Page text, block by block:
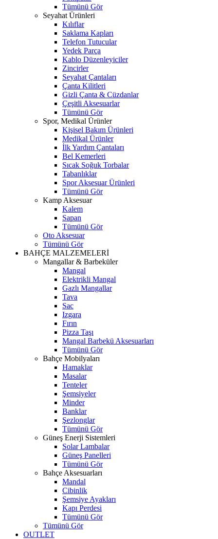
Tümünü Gör
Seyahat Ürünleri
Kılıflar
Saklama Kapları
Telefon Tutucular
Yedek Parça
Kablo Düzenleyiciler
Zincirler
Seyahat Çantaları
Çanta Kilitleri
Gizli Çanta & Cüzdanlar
Çeşitli Aksesuarlar
Tümünü Gör
Spor, Medikal Ürünler
Kişisel Bakım Ürünleri
Medikal Ürünler
İlk Yardım Çantaları
Bel Kemerleri
Sıcak Soğuk Torbalar
Tabanlıklar
Spor Aksesuar Ürünleri
Tümünü Gör
Kamp Aksesuar
Kalem
Sapan
Tümünü Gör
Oto Aksesuar
Tümünü Gör
BAHÇE MALZEMELERİ
Mangallar & Barbeküler
Mangal
Elektrikli Mangal
Gazlı Mangallar
Tava
Sac
Izgara
Fırın
Pizza Taşı
Mangal Barbekü Aksesuarları
Tümünü Gör
Bahçe Mobilyaları
Hamaklar
Masalar
Tenteler
Şemsiyeler
Minder
Banklar
Şezlonglar
Tümünü Gör
Güneş Enerji Sistemleri
Solar Lambalar
Güneş Panelleri
Tümünü Gör
Bahçe Aksesuarları
Mandal
Cibinlik
Şemsiye Ayakları
Kapı Perdesi
Tümünü Gör
Tümünü Gör
OUTLET